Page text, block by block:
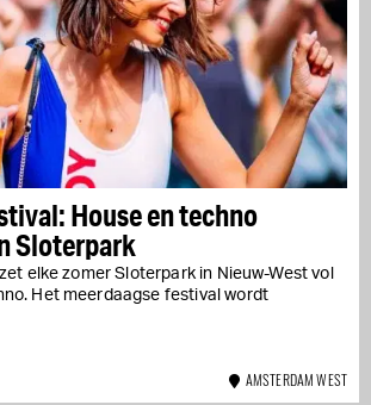
House en techno
Sloterpark
elke zomer Sloterpark in Nieuw-West vol
Het meerdaagse festival wordt
AMSTERDAM WEST